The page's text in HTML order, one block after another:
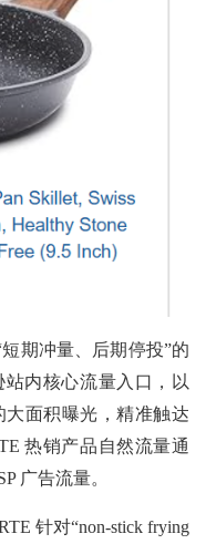
期冲量、后期停投”的
站内核心流量入口，以
大面积曝光，精准触达
热销产品自然流量通
广告流量。
针对“non-stick frying